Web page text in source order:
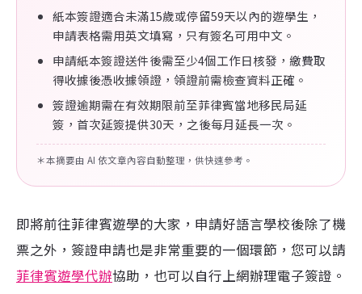
紙本簽證適合未滿15歲或停留59天以內的遊學生，
申請表格需用英文填寫，只有簽名可用中文。
申請紙本簽證送件後需至少4個工作日核發，繳費取
得收據後憑收據領證，領證前需檢查資料正確。
簽證逾期需在有效期限前至菲律賓當地移民局延
簽，首次延簽提供30天，之後每月延長一次。
＊本摘要由 AI 依文章內容自動整理，供快速參考。
即將前往菲律賓遊學的大家，申請好語言學校後除了機
票之外，簽證申請也是非常重要的一個環節，您可以請
菲律賓遊學代辦協助，也可以自行上網辦理電子簽證。